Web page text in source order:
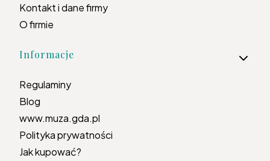
Kontakt i dane firmy
O firmie
Informacje
Regulaminy
Blog
www.muza.gda.pl
Polityka prywatności
Jak kupować?